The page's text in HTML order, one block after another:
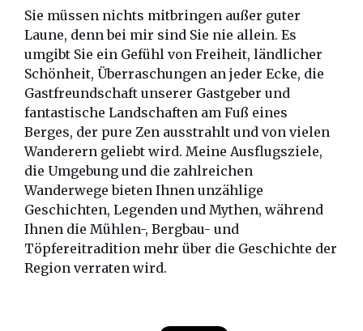
Sie müssen nichts mitbringen außer guter
Laune, denn bei mir sind Sie nie allein. Es
umgibt Sie ein Gefühl von Freiheit, ländlicher
Schönheit, Überraschungen an jeder Ecke, die
Gastfreundschaft unserer Gastgeber und
fantastische Landschaften am Fuß eines
Berges, der pure Zen ausstrahlt und von vielen
Wanderern geliebt wird. Meine Ausflugsziele,
die Umgebung und die zahlreichen
Wanderwege bieten Ihnen unzählige
Geschichten, Legenden und Mythen, während
Ihnen die Mühlen-, Bergbau- und
Töpfereitradition mehr über die Geschichte der
Region verraten wird.